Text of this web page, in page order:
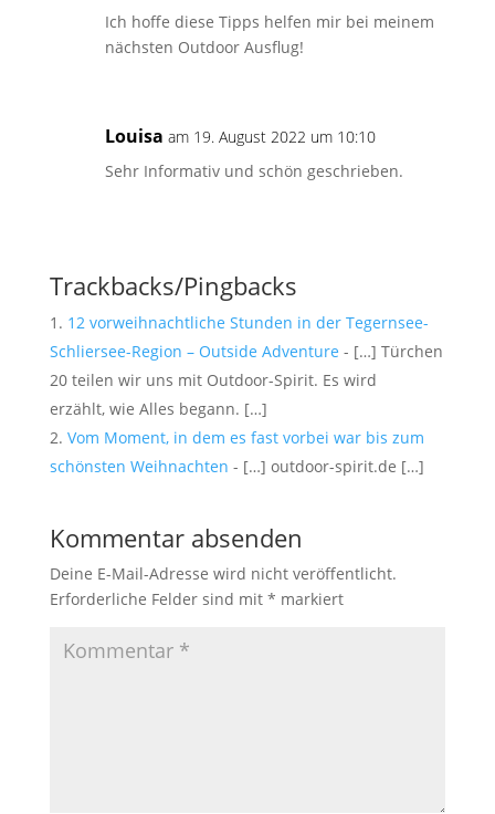
Ich hoffe diese Tipps helfen mir bei meinem
nächsten Outdoor Ausflug!
Louisa am 19. August 2022 um 10:10
Sehr Informativ und schön geschrieben.
Trackbacks/Pingbacks
12 vorweihnachtliche Stunden in der Tegernsee-
Schliersee-Region – Outside Adventure - […] Türchen
20 teilen wir uns mit Outdoor-Spirit. Es wird
erzählt, wie Alles begann. […]
Vom Moment, in dem es fast vorbei war bis zum
schönsten Weihnachten - […] outdoor-spirit.de […]
Kommentar absenden
Deine E-Mail-Adresse wird nicht veröffentlicht.
Erforderliche Felder sind mit * markiert